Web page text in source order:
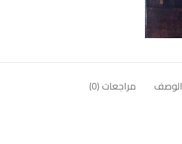
الوصف مراجعات (0)